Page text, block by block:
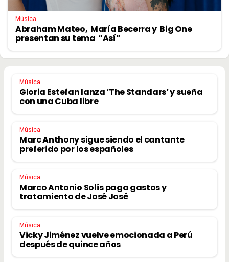
Música
Abraham Mateo, María Becerra y Big One
presentan su tema “Así”
Música
Gloria Estefan lanza ‘The Standars’ y sueña
con una Cuba libre
Música
Marc Anthony sigue siendo el cantante
preferido por los españoles
Música
Marco Antonio Solís paga gastos y
tratamiento de José José
Música
Vicky Jiménez vuelve emocionada a Perú
después de quince años